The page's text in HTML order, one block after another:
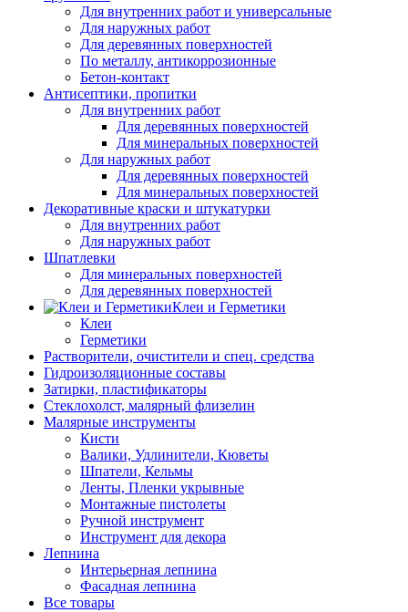
Для внутренних работ и универсальные
Для наружных работ
Для деревянных поверхностей
По металлу, антикоррозионные
Бетон-контакт
Антисептики, пропитки
Для внутренних работ
Для деревянных поверхностей
Для минеральных поверхностей
Для наружных работ
Для деревянных поверхностей
Для минеральных поверхностей
Декоративные краски и штукатурки
Для внутренних работ
Для наружных работ
Шпатлевки
Для минеральных поверхностей
Для деревянных поверхностей
Клеи и Герметики
Клеи
Герметики
Растворители, очистители и спец. средства
Гидроизоляционные составы
Затирки, пластификаторы
Стеклохолст, малярный флизелин
Малярные инструменты
Кисти
Валики, Удлинители, Кюветы
Шпатели, Кельмы
Ленты, Пленки укрывные
Монтажные пистолеты
Ручной инструмент
Инструмент для декора
Лепнина
Интерьерная лепнина
Фасадная лепнина
Все товары